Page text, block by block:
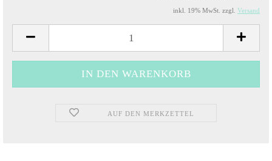
inkl. 19% MwSt. zzgl. Versand
AUF DEN MERKZETTEL